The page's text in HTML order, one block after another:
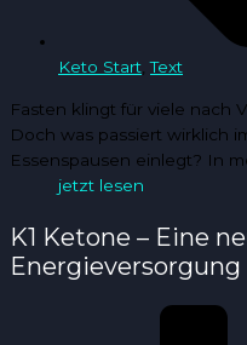
Keto Start ,Text
Fasten klingt für viele nach
Doch was passiert wirklich
Essenspausen einlegt? In
jetzt lesen
K1 Ketone – Eine
Energieversorgung